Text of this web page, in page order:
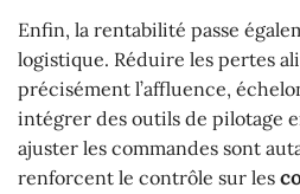
Enfin, la rentabilité passe
logistique. Réduire les pertes
précisément l’affluence,
intégrer des outils de pilotage
ajuster les commandes sont
renforcent le contrôle sur les